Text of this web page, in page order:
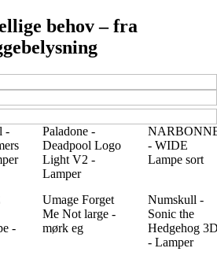
behov – fra
-
Paladone -
Deadpool Logo
Light V2 -
Lamper
- WIDE
Lampe sort
-
Umage Forget
Me Not large -
mørk eg
Numskull -
Sonic the
Hedgehog
- Lamper